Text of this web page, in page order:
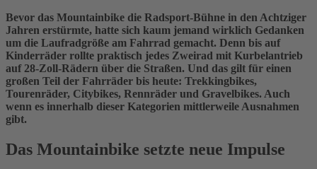
Bevor das Mountainbike die Radsport-Bühne in den Achtziger
Jahren erstürmte, hatte sich kaum jemand wirklich Gedanken
um die Laufradgröße am Fahrrad gemacht. Denn bis auf
Kinderräder rollte praktisch jedes Zweirad mit Kurbelantrieb
auf 28-Zoll-Rädern über die Straßen. Und das gilt für einen
großen Teil der Fahrräder bis heute: Trekkingbikes,
Tourenräder, Citybikes, Rennräder und Gravelbikes. Auch
wenn es innerhalb dieser Kategorien mittlerweile Ausnahmen
gibt.
Das Mountainbike setzte neue Impulse